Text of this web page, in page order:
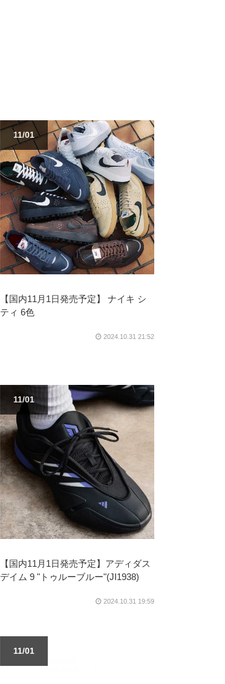
11/01
【国内11月1日発売予定】 ナイキ シ
ティ 6色
2024.10.31 21:52
11/01
【国内11月1日発売予定】アディダス
デイム 9 "トゥルーブルー"(JI1938)
2024.10.31 19:59
11/01